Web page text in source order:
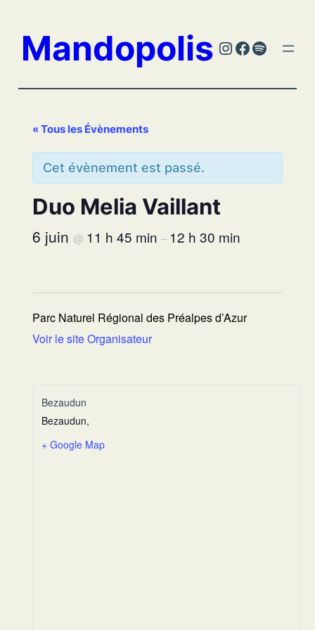
Mandopolis Instagram
Facebook
Spotify
« Tous les Évènements
Cet évènement est passé.
Duo Melia Vaillant
6 juin @ 11 h 45 min – 12 h 30 min
Parc Naturel Régional des Préalpes d’Azur
Voir le site Organisateur
Bezaudun
Bezaudun,
+ Google Map